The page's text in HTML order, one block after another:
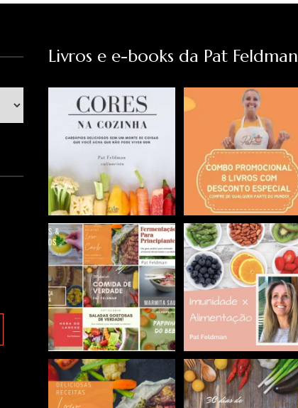
Livros e e-books da Pat Feldman